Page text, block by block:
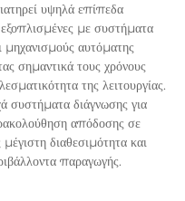
υψηλά επίπεδα
με συστήματα
μηχανισμούς αυτόματης
σημαντικά τους χρόνους
της λειτουργίας.
συστήματα διάγνωσης για
απόδοσης σε
διαθεσιμότητα και
παραγωγής.